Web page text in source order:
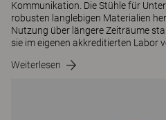
Kommunikation. Die Stühle für
robusten langlebigen Materialien
Nutzung über längere Zeiträume
sie im eigenen akkreditierten Labor
Weiterlesen